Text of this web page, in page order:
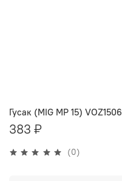
(0)
Гусак (MIG MP 15) VOZ1506
383 ₽